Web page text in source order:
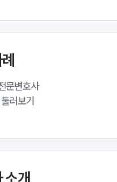
뉴스레터/브로슈어
세미나
대륜법률상담예약
문변호사
러보기